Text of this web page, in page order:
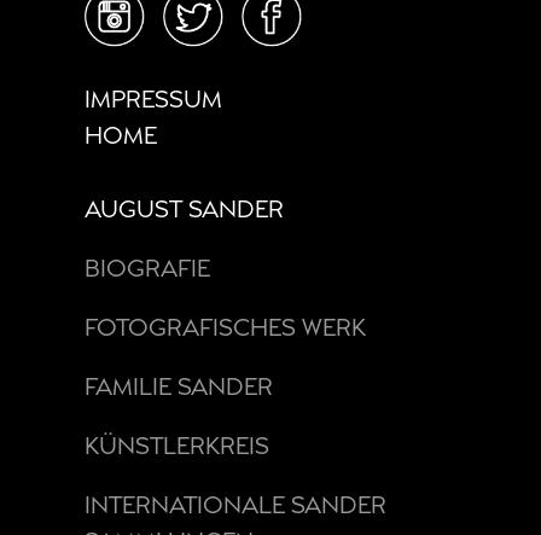
IMPRESSUM
HOME
AUGUST SANDER
BIOGRAFIE
FOTOGRAFISCHES WERK
FAMILIE SANDER
KÜNSTLERKREIS
INTERNATIONALE SANDER